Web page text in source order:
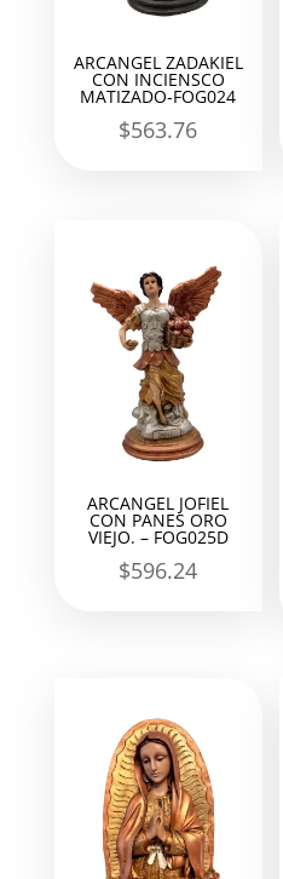
ARCANGEL ZADAKIEL
CON INCIENSCO
MATIZADO-FOG024
$563.76
ARCANGEL JOFIEL
CON PANES ORO
VIEJO. – FOG025D
$596.24